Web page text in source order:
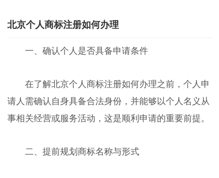
北京个人商标注册如何办理
一、确认个人是否具备申请条件
在了解北京个人商标注册如何办理之前，个人申
请人需确认自身具备合法身份，并能够以个人名义从
事相关经营或服务活动，这是顺利申请的重要前提。
二、提前规划商标名称与形式